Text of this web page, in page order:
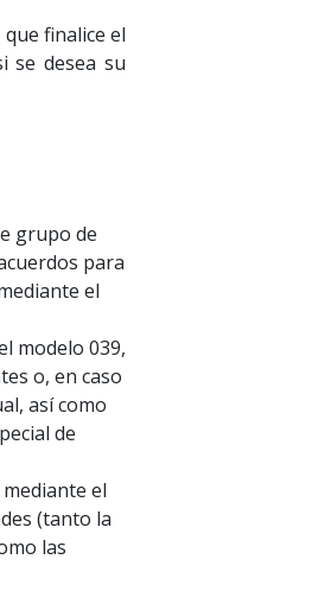
finalice el
se desea su
grupo de
para
el
modelo 039,
o, en caso
así como
de
el
(tanto la
las